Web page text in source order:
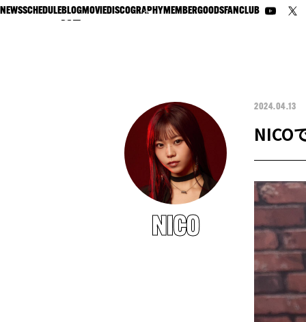
NEWSSCHEDULEBLOGMOVIE DISCOGRAPHYMEMBERGOODS FANCLUB
2024.04.13
NICO
NICO